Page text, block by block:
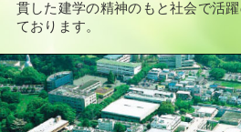
貫した建学の精神のもと社会で活
ております。